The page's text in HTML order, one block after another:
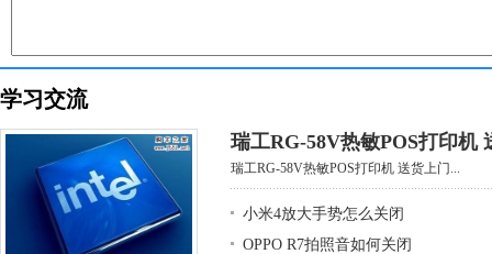
学习交流
瑞工RG-58V热敏POS打印机
瑞工RG-58V热敏POS打印机 送货上门...
小米4放大手势怎么关闭
OPPO R7拍照音如何关闭